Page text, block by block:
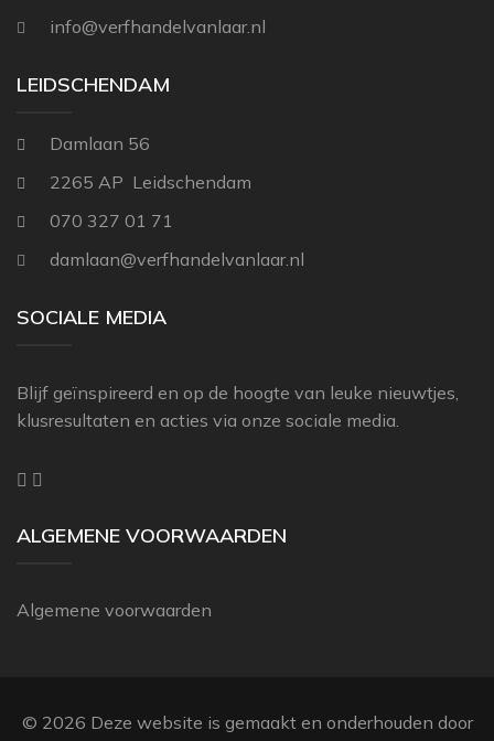
info@verfhandelvanlaar.nl
LEIDSCHENDAM
Damlaan 56
2265 AP Leidschendam
070 327 01 71
damlaan@verfhandelvanlaar.nl
SOCIALE MEDIA
Blijf geïnspireerd en op de hoogte van leuke nieuwtjes,
klusresultaten en acties via onze sociale media.
ALGEMENE VOORWAARDEN
Algemene voorwaarden
© 2026 Deze website is gemaakt en onderhouden door